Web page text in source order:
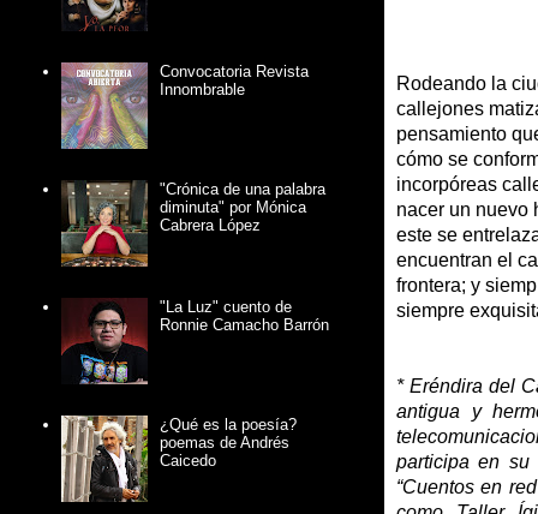
Rodeando la
callejones
pensamiento
cómo se
incorpóreas
nacer un nuevo
este se
encuentran el
frontera; y
siempre
* Eréndira del
antigua y
participa en su
“Cuentos en
Convocatoria Revista
Innombrable
"Crónica de una palabra
diminuta" por Mónica
Cabrera López
"La Luz" cuento de
Ronnie Camacho Barrón
¿Qué es la poesía?
poemas de Andrés
Caicedo